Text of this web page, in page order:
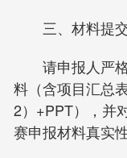
三、材料提
请申报人严
料（含项目汇总
2）+PPT），并
赛申报材料真实